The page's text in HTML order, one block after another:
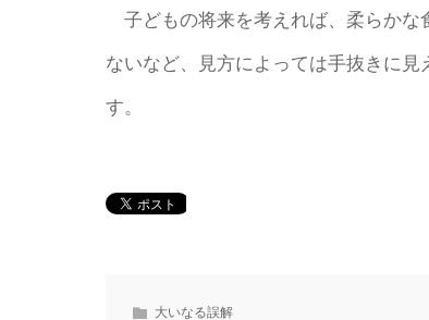
子どもの将来を考えれば、柔らかな
ないなど、見方によっては手抜きに見
す。
大いなる誤解